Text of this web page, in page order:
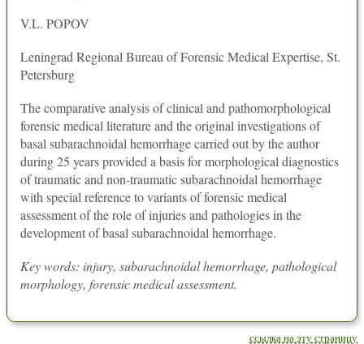
V.L. POPOV
Leningrad Regional Bureau of Forensic Medical Expertise, St.
Petersburg
The comparative analysis of clinical and pathomorphological
forensic medical literature and the original investigations of
basal subarachnoidal hemorrhage carried out by the author
during 25 years provided a basis for morphological diagnostics
of traumatic and non-traumatic subarachnoidal hemorrhage
with special reference to variants of forensic medical
assessment of the role of injuries and pathologies in the
development of basal subarachnoidal hemorrhage.
Key words: injury, subarachnoidal hemorrhage, pathological
morphology, forensic medical assessment.
ссылка на эту страницу